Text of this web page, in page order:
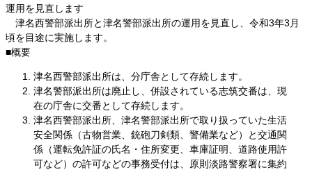
運用を見直します
津名西警部派出所と津名警部派出所の運用を見直し、令和3年3月
頃を目途に実施します。
■概要
津名西警部派出所は、分庁舎として存続します。
津名警部派出所は廃止し、併設されている志筑交番は、現
在の庁舎に交番として存続します。
津名西警部派出所、津名警部派出所で取り扱っていた生活
安全関係（古物営業、銃砲刀剣類、警備業など）と交通関
係（運転免許証の氏名・住所変更、車庫証明、道路使用許
可など）の許可などの事務受付は、原則淡路警察署に集約